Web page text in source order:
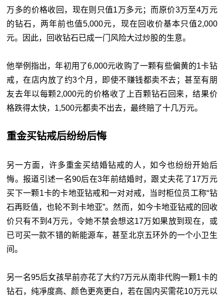
万多的价格收回，现在则只值1万多元；而原价3万至4万元
的钻石，两年前也值5,000元，现在回收价基本只值2,000
元。因此，回收钻石已成一门风险大过炒股的生意。
他举例指出，年初用了6,000元收购了一颗有些偏黄的1卡钻
戒，在店内放了约3个月，即使不赚钱都卖不去；甚至有朋
友去年以每颗2,000元的价格收了上百颗钻石回来，结果价
格跌得太快，1,500元都卖不出去，最终赔了十几万元。
重金买钻戒后纷纷后悔
另一方面，许多重金买结婚钻戒的人，如今也纷纷开始后
悔。报道引述一名90后在3年前结婚时，跟丈夫花了17万元
买下一颗1卡的卡地亚钻戒和一对对戒，当时柜位员工称“钻
石再贬值，也轮不到卡地亚”。然而，如今卡地亚钻戒的回收
价只有不到4万元，令她不禁会想这17万如果放到现在，或
已可买一款不错的新能源车，甚至北京五环外的一个小卫生
间。
另一名95后女孩早前亦花了大约7万元从南非代购一颗1卡的
钻石，纯凈度高、颜色更亮更白，若在国内买需花10万元以